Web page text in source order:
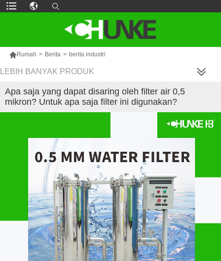
Rumah > Berita > berita industri
LEBIH BANYAK PRODUK
Apa saja yang dapat disaring oleh filter air 0,5
mikron? Untuk apa saja filter ini digunakan?